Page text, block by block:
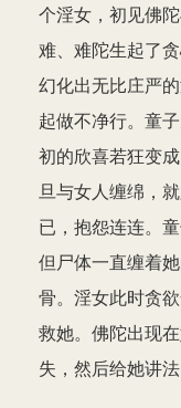
个淫女，初见佛
难、难陀生起了
幻化出无比庄严
起做不净行。童
初的欣喜若狂变
旦与女人缠绵，
已，抱怨连连。
但尸体一直缠着
骨。淫女此时贪
救她。佛陀出现
失，然后给她讲